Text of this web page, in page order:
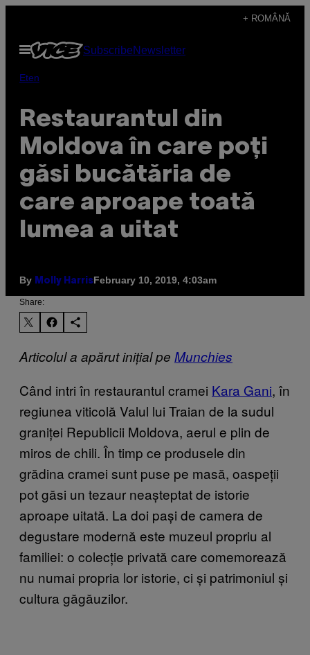
content
+ ROMÂNĂ
Open
Menu
SubscribeNewsletter
Eten
Restaurantul din
Moldova în care poți
găsi bucătăria de
care aproape toată
lumea a uitat
By Molly HarrisFebruary 10, 2019, 4:03am
Share:
Articolul a apărut inițial pe Munchies
Când intri în restaurantul cramei Kara Gani, în
regiunea viticolă Valul lui Traian de la sudul
graniței Republicii Moldova, aerul e plin de
miros de chili. În timp ce produsele din
grădina cramei sunt puse pe masă, oaspeții
pot găsi un tezaur neașteptat de istorie
aproape uitată. La doi pași de camera de
degustare modernă este muzeul propriu al
familiei: o colecție privată care comemorează
nu numai propria lor istorie, ci și patrimoniul și
cultura găgăuzilor.